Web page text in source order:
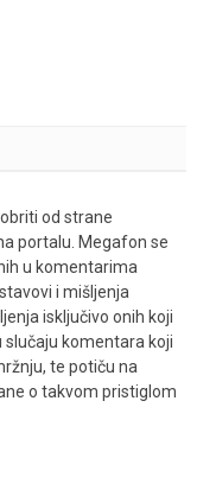
od strane
portalu. Megafon se
u komentarima
i mišljenja
isključivo onih koji
slučaju komentara koji
te potiču na
o takvom pristiglom